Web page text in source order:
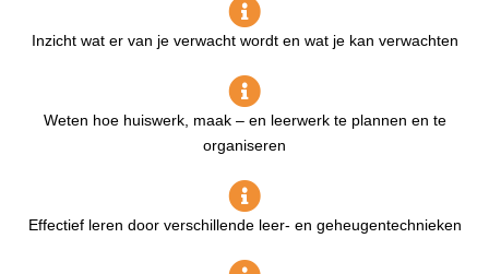
Inzicht wat er van je verwacht wordt en wat je kan verwachten
Weten hoe huiswerk, maak – en leerwerk te plannen en te
organiseren
Effectief leren door verschillende leer- en geheugentechnieken